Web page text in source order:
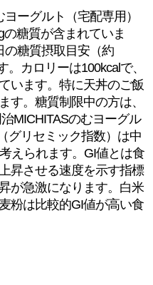
ーグルト（宅配専用）
糖質が含まれていま
の糖質摂取目安（約
カロリーは100kcalで、
います。特に天丼のご飯
す。糖質制限中の方は、
MICHITASのむヨーグル
グリセミック指数）は中
えられます。GI値とは食
昇させる速度を示す指標
が急激になります。白米
粉は比較的GI値が高い食